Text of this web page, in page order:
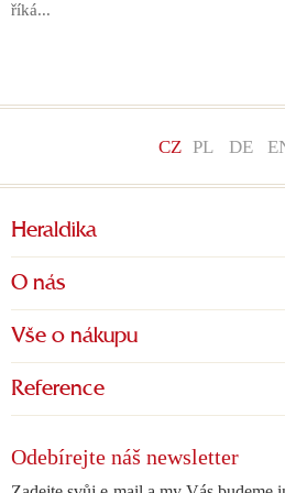
říká...
CZ PL DE
Heraldika
O nás
Vše o nákupu
Reference
Odebírejte náš newsletter